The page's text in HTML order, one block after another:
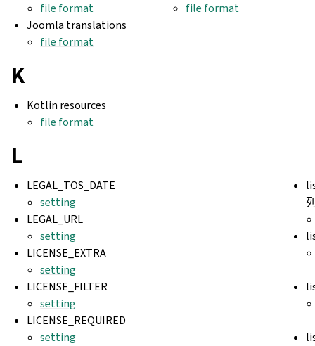
file format
Joomla translations
file format
file format
K
Kotlin resources
file format
L
LEGAL_TOS_DATE
setting
LEGAL_URL
setting
LICENSE_EXTRA
setting
LICENSE_FILTER
setting
LICENSE_REQUIRED
setting